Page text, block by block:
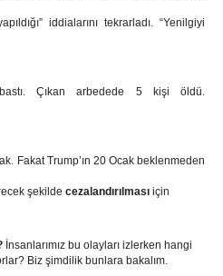
iddialarını tekrarladı. “Yenilgiyi
Çıkan arbedede 5 kişi öldü.
Fakat Trump’ın 20 Ocak beklenmeden
şekilde cezalandırılması için
İnsanlarımız bu olayları izlerken hangi
Biz şimdilik bunlara bakalım.